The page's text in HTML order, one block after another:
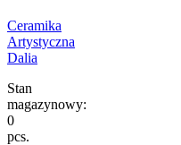
Ceramika
Artystyczna
Dalia
Stan
magazynowy:
0
pcs.